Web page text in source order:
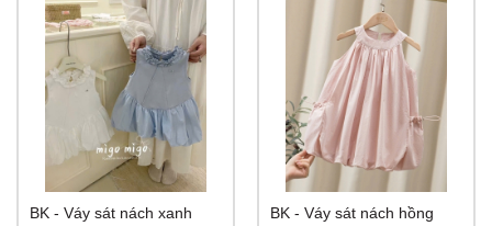
BK - Váy sát nách xanh
BK - Váy sát nách hồng